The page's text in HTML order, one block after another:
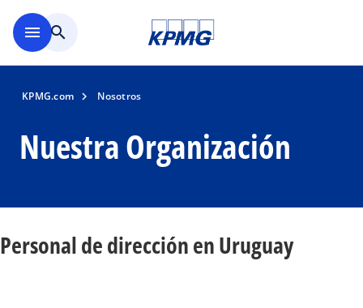
menu search
KPMG.com Nosotros
Nuestra Organización
Personal de dirección en Uruguay